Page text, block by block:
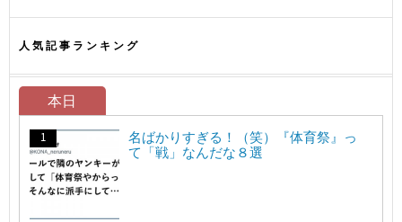
人気記事ランキング
本日
名ばかりすぎる！（笑）『体育祭』っ
て「戦」なんだな８選